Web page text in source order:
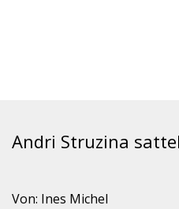
Andri Struzina
Von: Ines Michel